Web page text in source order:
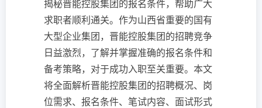
揭秘晋能控股集团的报名条件，帮助广大
求职者顺利通关。作为山西省重要的国有
大型企业集团，晋能控股集团的招聘竞争
日益激烈，了解并掌握准确的报名条件和
备考策略，对于成功入职至关重要。本文
将全面解析晋能控股集团的招聘概况、岗
位需求、报名条件、笔试内容、面试形式